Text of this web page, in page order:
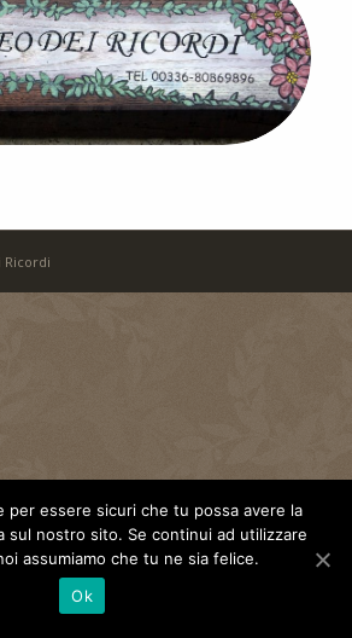
Ricordi
per essere sicuri che tu possa avere la
sul nostro sito. Se continui ad utilizzare
assumiamo che tu ne sia felice.
Ok